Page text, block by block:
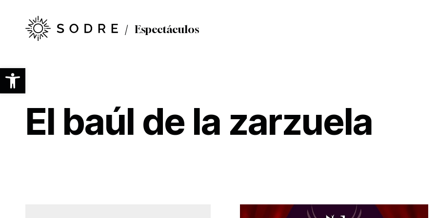
Abrir barra de herramientas
contenido
principal
Espectáculos
El baúl de la zarzuela